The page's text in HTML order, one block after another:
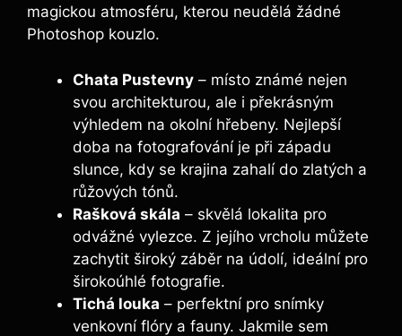
magickou atmosféru, kterou neudělá žádné
Photoshop kouzlo.
Chata Pustevny – místo známé nejen
svou ⁢architekturou, ale i ⁣překrásným⁤
výhledem na okolní ⁣hřebeny.⁣ Nejlepší
doba na fotografování je při západu
slunce,⁤ kdy se ⁣krajina zahalí do zlatých‍ a
růžových tónů.
Rašková skála –‍ skvělá lokalita ​pro
odvážné‌ vylezce.‌ Z jejího vrcholu můžete
zachytit široký záběr na údolí, ideální⁣ pro
širokoúhlé⁣ fotografie.
Tichá‍ louka – perfektní pro snímky
venkovní‍ flóry a ​fauny. Jakmile sem